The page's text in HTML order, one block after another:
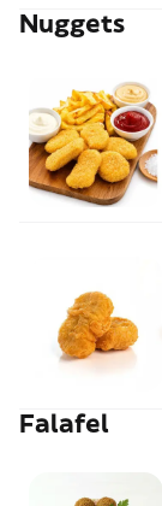
Nuggets
Falafel